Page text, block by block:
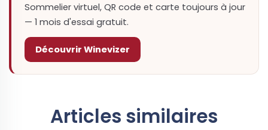
Sommelier virtuel, QR code et carte toujours à jour
— 1 mois d'essai gratuit.
Découvrir Winevizer
Articles similaires